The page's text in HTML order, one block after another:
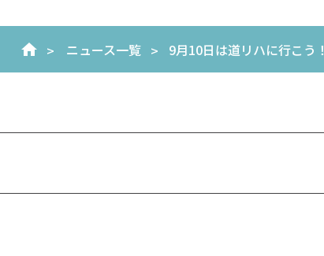
ニュース一覧 9月10日は道リハに行こう！